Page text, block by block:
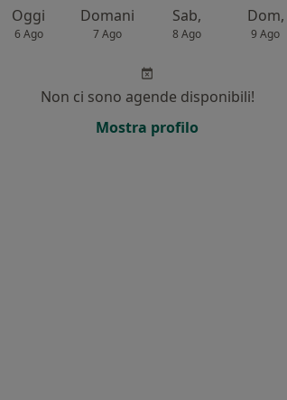
Oggi
6 Ago
Domani
7 Ago
Sab,
8 Ago
Dom,
9 Ago
Non ci sono agende disponibili!
Mostra profilo